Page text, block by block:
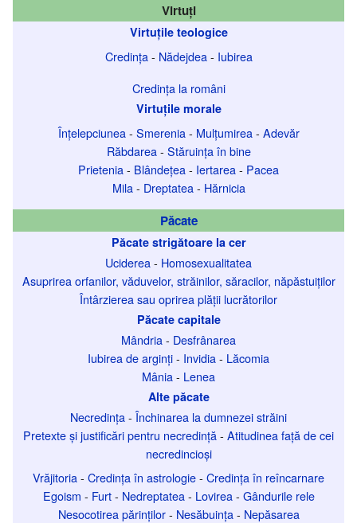
Virtuți
Virtuțile teologice
Credința- Nădejdea- Iubirea
Credința la români
Virtuțile morale
Înțelepciunea- Smerenia- Mulțumirea- Adevăr
Răbdarea- Stăruința în bine
Prietenia- Blândețea- Iertarea- Pacea
Mila- Dreptatea- Hărnicia
Păcate
Păcate strigătoare la cer
Uciderea- Homosexualitatea
Asuprirea orfanilor, văduvelor, străinilor, săracilor, năpăstuiților
Întârzierea sau oprirea plății lucrătorilor
Păcate capitale
Mândria- Desfrânarea
Iubirea de arginți- Invidia- Lăcomia
Mânia- Lenea
Alte păcate
Necredința- Închinarea la dumnezei străini
Pretexte și justificări pentru necredință- Atitudinea față de cei
necredincioși
Vrăjitoria- Credința în astrologie- Credința în reîncarnare
Egoism - Furt- Nedreptatea- Lovirea- Gândurile rele
Nesocotirea părinților- Nesăbuința- Nepăsarea